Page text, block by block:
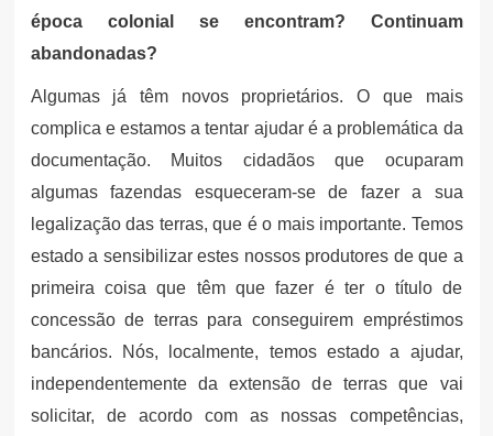
época colonial se encontram? Continuam
abandonadas?
Algumas já têm novos proprietários. O que mais
complica e estamos a tentar ajudar é a problemática da
documentação. Muitos cidadãos que ocuparam
algumas fazendas esqueceram-se de fazer a sua
legalização das terras, que é o mais importante. Temos
estado a sensibilizar estes nossos produtores de que a
primeira coisa que têm que fazer é ter o título de
concessão de terras para conseguirem empréstimos
bancários. Nós, localmente, temos estado a ajudar,
independentemente da extensão de terras que vai
solicitar, de acordo com as nossas competências,